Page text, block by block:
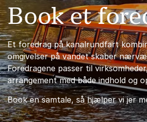
Book et
Et foredrag på kanalrundfart
omgivelser på vandet skaber
Foredragene passer til
arrangement med både indhold og
Book en samtale, så hjælper vi jer